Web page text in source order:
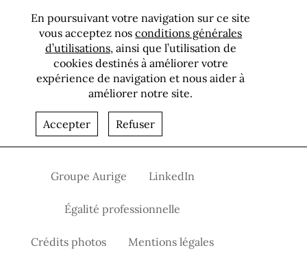
En poursuivant votre navigation sur ce site
vous acceptez nosconditions générales
d’utilisations, ainsi que l’utilisation de
cookies destinés à améliorer votre
expérience de navigation et nous aider à
améliorer notre site.
Accepter Refuser
Nord - Pas de Calais
Nord - Pas de Calais
Groupe Aurige LinkedIn
Égalité professionnelle
Crédits photos Mentions légales